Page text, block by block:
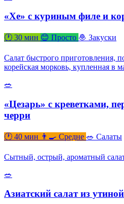
«Хе» с куриным филе и
🕐 30 мин 😊 Просто 🧆 Закуски
Салат быстрого приготовления,
корейская морковь, купленная в
🥗
«Цезарь» с креветками,
черри
🕐 40 мин 👨‍🍳 Средне 🥗 Салаты
Сытный, острый, ароматный
🥗
Азиатский салат из